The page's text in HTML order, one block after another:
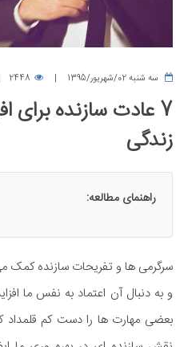
سه شنبه 02/شهریور/1395 2448
7 عادت سازنده برای
زندگی
راهنمای مطالعه:
سرگرمی ها و تفریحات سازنده کمک
و به دنبال آن اعتماد به نفس ما
بعضی مهارت ها را دست کم قلمداد